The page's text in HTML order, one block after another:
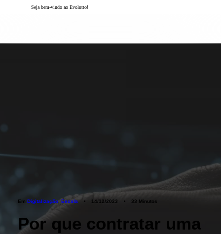
Seja bem-vindo ao Evolutto!
Solicite uma demonstração
Em Digitalização, Escala • 14/12/2023 • 33 Minutos
Por que contratar uma